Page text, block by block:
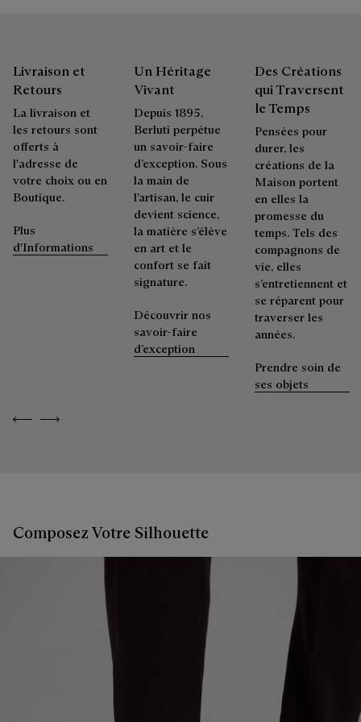
Berluti privilégie des emballages respectueux de
l'environnement, sans plastique vierge d'origine fossile,
conçus à partir de matériaux durables et recyclés.
Découvrez nos engagements
Previous
Next
Livraison et
Retours
La livraison et
les retours sont
offerts à
l'adresse de
votre choix ou en
Boutique.
Plus
d'Informations
Un Héritage
Vivant
Depuis 1895,
Berluti perpétue
un savoir-faire
d’exception. Sous
la main de
l’artisan, le cuir
devient science,
la matière s’élève
en art et le
confort se fait
signature.
Découvrir nos
savoir-faire
d’exception
Des Créations
qui Traversent
le Temps
Pensées pour
durer, les
créations de la
Maison portent
en elles la
promesse du
temps. Tels des
compagnons de
vie, elles
s’entretiennent et
se réparent pour
traverser les
années.
Prendre soin de
ses objets
Composez Votre Silhouette